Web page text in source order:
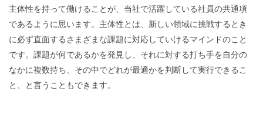
主体性を持って働けることが、当社で活躍している社員の共通項
であるように思います。主体性とは、新しい領域に挑戦するとき
に必ず直面するさまざまな課題に対応していけるマインドのこと
です。課題が何であるかを発見し、それに対する打ち手を自分の
なかに複数持ち、その中でどれが最適かを判断して実行できるこ
と、と言うこともできます。